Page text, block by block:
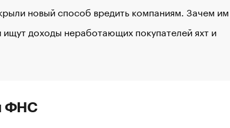
новый способ вредить компаниям. Зачем
ищут доходы неработающих покупателей яхт и
ФНС